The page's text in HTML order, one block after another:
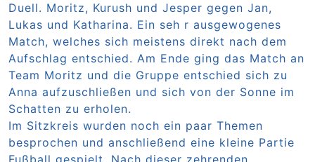
Duell. Moritz, Kurush und Jesper gegen Jan,
Lukas und Katharina. Ein seh r ausgewogenes
Match, welches sich meistens direkt nach dem
Aufschlag entschied. Am Ende ging das Match an
Team Moritz und die Gruppe entschied sich zu
Anna aufzuschließen und sich von der Sonne im
Schatten zu erholen.
Im Sitzkreis wurden noch ein paar Themen
besprochen und anschließend eine kleine Partie